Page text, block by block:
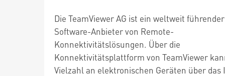
Die TeamViewer AG ist ein weltweit führender
Software-Anbieter von Remote-
Konnektivitätslösungen. Über die
Konnektivitätsplattform von TeamViewer
Vielzahl an elektronischen Geräten über